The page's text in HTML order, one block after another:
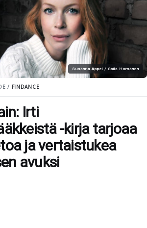
Susanna Appel / Soila Homanen
/ FINDANCE
Irti
-kirja tarjoaa
ja vertaistukea
avuksi